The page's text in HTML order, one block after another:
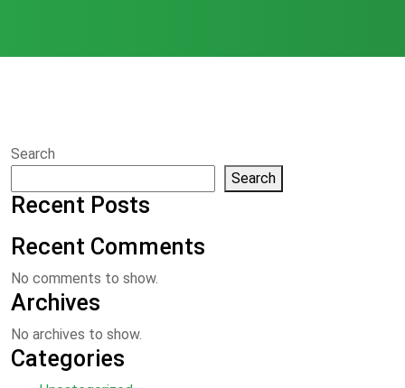
Search
Search
Recent Posts
Recent Comments
No comments to show.
Archives
No archives to show.
Categories